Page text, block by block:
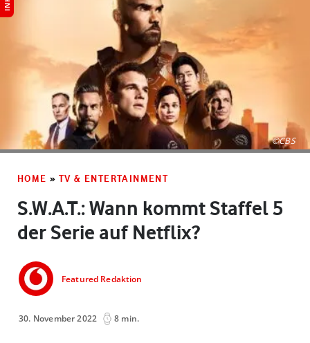
©CBS
HOME » TV & ENTERTAINMENT
S.W.A.T.: Wann kommt Staffel 5
der Serie auf Netflix?
Featured Redaktion
30. November 2022 8 min.